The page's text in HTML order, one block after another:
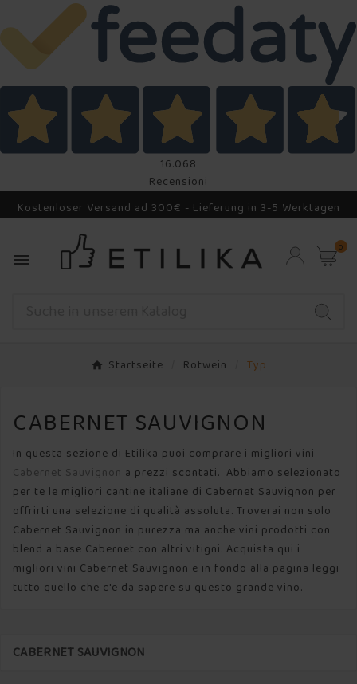
16.068
Recensioni
Kostenloser Versand ad 300€ - Lieferung in 3-5 Werktagen

0
Startseite Rotwein Typ
CABERNET SAUVIGNON
In questa sezione di Etilika puoi comprare i migliori vini
Cabernet Sauvignon a prezzi scontati. Abbiamo selezionato
per te le migliori cantine italiane di Cabernet Sauvignon per
offrirti una selezione di qualità assoluta. Troverai non solo
Cabernet Sauvignon in purezza ma anche vini prodotti con
blend a base Cabernet con altri vitigni. Acquista qui i
migliori vini Cabernet Sauvignon e in fondo alla pagina leggi
tutto quello che c'e da sapere su questo grande vino.
CABERNET SAUVIGNON